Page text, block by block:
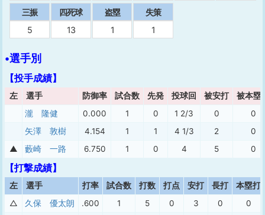
三振
5
四死球
13
盗塁
1
失策
1
•選手別
【投手成績】
左 選手 防御率 試合数 先発 投球回 被安打
被本塁
瀧 隆健
0.000 1 0 1 2/3 0
0
矢澤 敦樹
4.154 1 1 4 1/3 2
0
▲
藪崎 一路 6.750 1 0 4 5 0
【打撃成績】
左 選手 打率 試合数 打数 打点 安打 長打
本塁打
△
久保 優太朗 .600 1 5 0 3 0
0